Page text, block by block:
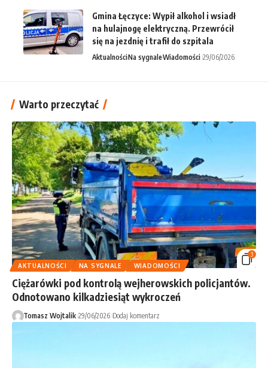
Gmina Łęczyce: Wypił alkohol i wsiadł
na hulajnogę elektryczną. Przewrócił
się na jezdnię i trafił do szpitala
AktualnościNa sygnaleWiadomości 29/06/2026
Warto przeczytać
3
AKTUALNOŚCI
NA SYGNALE WIADOMOŚCI
Ciężarówki pod kontrolą wejherowskich policjantów.
Odnotowano kilkadziesiąt wykroczeń
Tomasz Wojtalik 29/06/2026 Dodaj komentarz